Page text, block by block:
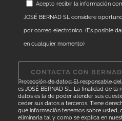
Acepto recibir la información
JOSÉ BERNAD SL considere
por correo electrónico. (Es posible
en cualquier momento)
Protección de datos: El responsable
es JOSÉ BERNAD SL. La finalidad de la
datos es la de poder atender sus
ceder sus datos a terceros. Tiene
qué información tenemos sobre usted,
eliminarla tal y como se explica en